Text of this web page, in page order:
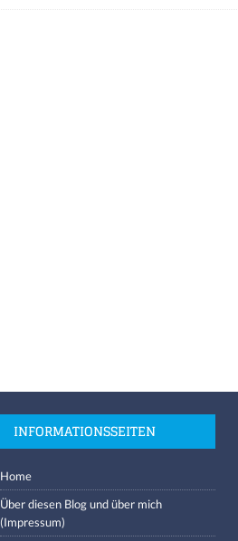
INFORMATIONSSEITEN
Home
Über diesen Blog und über mich
(Impressum)